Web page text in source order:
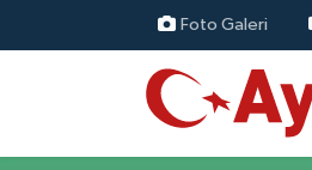
Foto Galeri